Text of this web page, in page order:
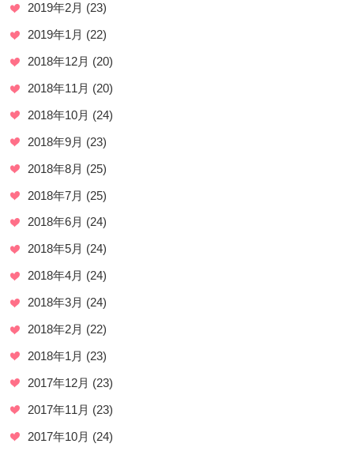
2019年2月 (23)
2019年1月 (22)
2018年12月 (20)
2018年11月 (20)
2018年10月 (24)
2018年9月 (23)
2018年8月 (25)
2018年7月 (25)
2018年6月 (24)
2018年5月 (24)
2018年4月 (24)
2018年3月 (24)
2018年2月 (22)
2018年1月 (23)
2017年12月 (23)
2017年11月 (23)
2017年10月 (24)